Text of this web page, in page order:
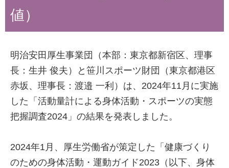
値）
明治安田厚生事業団（本部：東京都新宿区、理事
長：生井 俊夫）と笹川スポーツ財団（東京都港区
赤坂、理事長：渡邉 一利）は、2024年11月に実施
した「活動量計による身体活動・スポーツの実態
把握調査2024」の結果を発表しました。
2024年1月、厚生労働省が策定した「健康づくり
のための身体活動・運動ガイド2023（以下、身体